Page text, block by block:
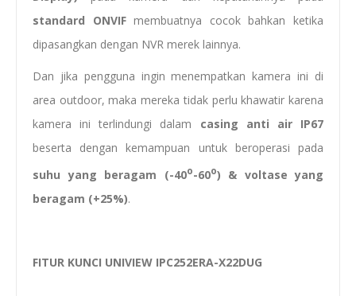
standard ONVIFmembuatnya cocok bahkan ketika
dipasangkan dengan NVR merek lainnya.
Dan jika pengguna ingin menempatkan kamera ini di
area outdoor, maka mereka tidak perlu khawatir karena
kamera ini terlindungi dalam casing anti air IP67
beserta dengan kemampuan untuk beroperasi pada
suhu yang beragam (-40o-60o) & voltase yang
beragam (+25%).
FITUR KUNCI UNIVIEW IPC252ERA-X22DUG